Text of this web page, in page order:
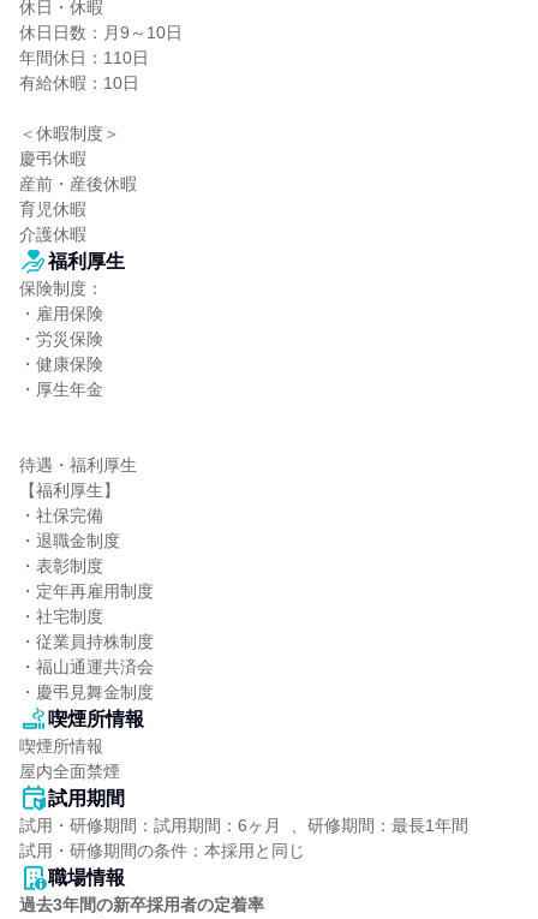
休日・休暇
休日日数：月9～10日
年間休日：110日
有給休暇：10日
＜休暇制度＞
慶弔休暇
産前・産後休暇
育児休暇
介護休暇
福利厚生
保険制度：
・雇用保険
・労災保険
・健康保険
・厚生年金
待遇・福利厚生
【福利厚生】
・社保完備
・退職金制度
・表彰制度
・定年再雇用制度
・社宅制度
・従業員持株制度
・福山通運共済会
・慶弔見舞金制度
喫煙所情報
喫煙所情報
屋内全面禁煙
試用期間
試用・研修期間：試用期間：6ヶ月  、研修期間：最長1年間
職場情報
過去3年間の新卒採用者の定着率